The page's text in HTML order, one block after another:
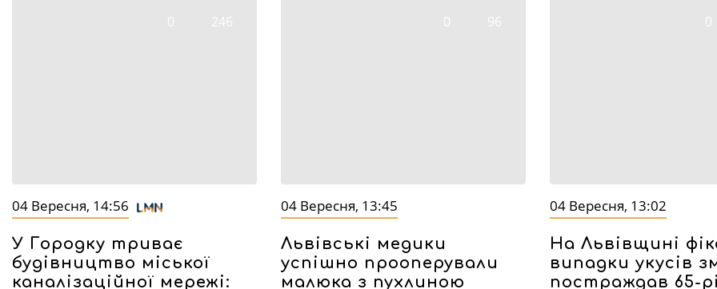
0 246
04 Вересня, 14:56
У Городку триває
будівництво міської
каналізаційної мережі:
0 96
04 Вересня, 13:45
Львівські медики
успішно прооперували
малюка з пухлиною
0
04 Вересня, 13:02
На Львівщині
випадки укусів
постраждав 65-